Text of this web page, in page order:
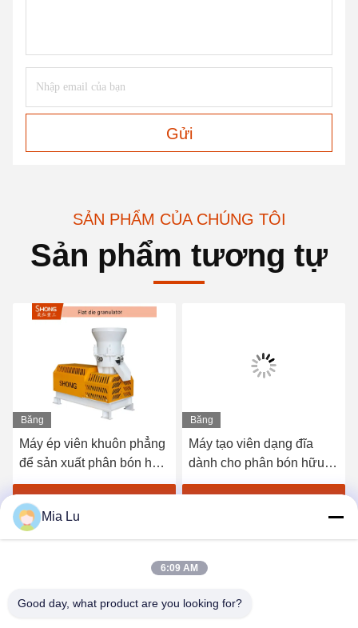
Gửi
SẢN PHẨM CỦA CHÚNG TÔI
Sản phẩm tương tự
Băng
hình
Máy ép viên khuôn phẳng
để sản xuất phân bón hữu
cơ với công suất 1-4 tấn
mỗi giờ và tỷ lệ tạo hạt
≥95%
Băng
hình
Máy tạo viên dạng đĩa
dành cho phân bón hữu
cơ có công suất 1-20 tấn
Mia Lu
6:09 AM
Good day, what product are you looking for?